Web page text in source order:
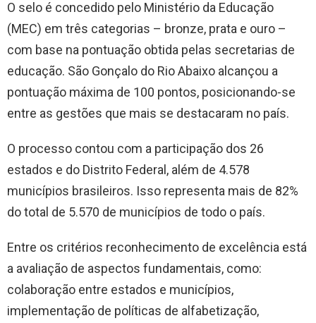
O selo é concedido pelo Ministério da Educação
(MEC) em três categorias – bronze, prata e ouro –
com base na pontuação obtida pelas secretarias de
educação. São Gonçalo do Rio Abaixo alcançou a
pontuação máxima de 100 pontos, posicionando-se
entre as gestões que mais se destacaram no país.
O processo contou com a participação dos 26
estados e do Distrito Federal, além de 4.578
municípios brasileiros. Isso representa mais de 82%
do total de 5.570 de municípios de todo o país.
Entre os critérios reconhecimento de excelência está
a avaliação de aspectos fundamentais, como:
colaboração entre estados e municípios,
implementação de políticas de alfabetização,